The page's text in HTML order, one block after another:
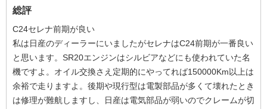
総評
C24セレナ前期が良い
私は日産のディーラーにいましたがセレナはC24前期が一番良い
と思います。SR20エンジンはシルビアなどにも使われていた名
機ですよ。オイル交換さえ定期的にやってれば150000Km以上は
余裕で走りますよ。後期や現行型は電製部品が多くて壊れたとき
は修理が難航しますし、日産は電気部品が弱いのでクレームが切